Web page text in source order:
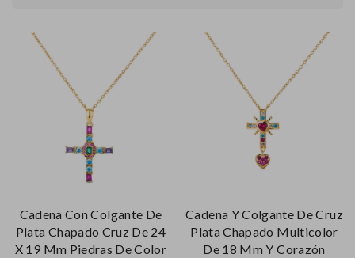
Cadena Con Colgante De
Plata Chapado Cruz De 24
X 19 Mm Piedras De Color
Cadena Y Colgante De Cruz
Plata Chapado Multicolor
De 18 Mm Y Corazón